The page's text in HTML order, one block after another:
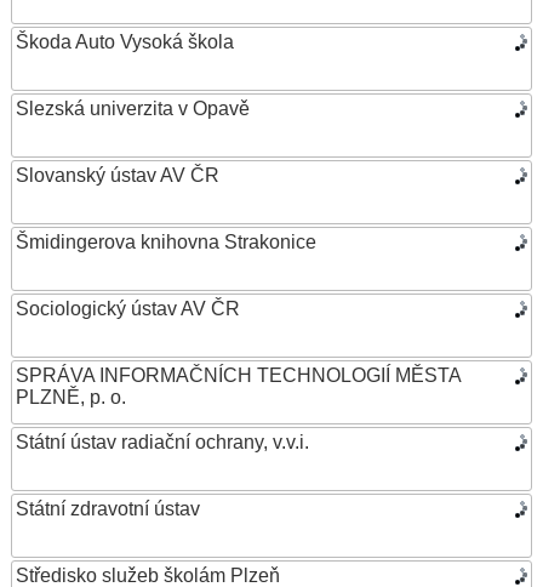
Škoda Auto Vysoká škola
Slezská univerzita v Opavě
Slovanský ústav AV ČR
Šmidingerova knihovna Strakonice
Sociologický ústav AV ČR
SPRÁVA INFORMAČNÍCH TECHNOLOGIÍ MĚSTA
PLZNĚ, p. o.
Státní ústav radiační ochrany, v.v.i.
Státní zdravotní ústav
Středisko služeb školám Plzeň